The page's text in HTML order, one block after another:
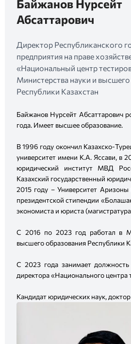
Байжанов Нурсейт
Абсаттарович
Директор Республиканского
предприятия на праве
«Национальный центр
Министерства науки и
Республики Казахстан
Байжанов Нурсейт Абсаттарович
года. Имеет высшее образование.
В 1996 году окончил Казахско-
университет имени К.А. Яссави, в
юридический институт МВД
Казахский государственный
2015 году – Университет
президентской стипендии
экономиста и юриста
С 2016 по 2023 год работал в
высшего образования Республики
С 2023 года занимает должность
директора «Национального центра
Кандидат юридических наук,